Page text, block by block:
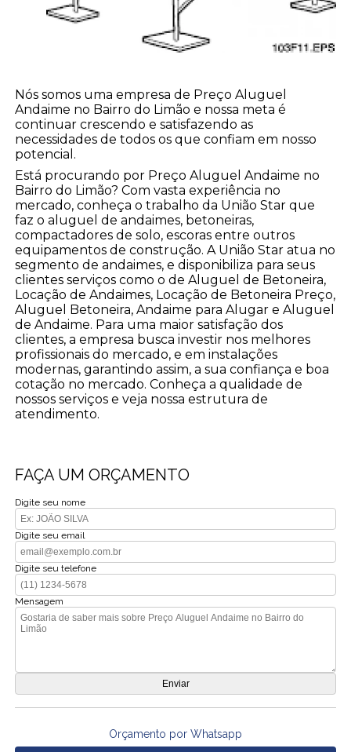
Nós somos uma empresa de Preço Aluguel
Andaime no Bairro do Limão e nossa meta é
continuar crescendo e satisfazendo as
necessidades de todos os que confiam em nosso
potencial.
Está procurando por Preço Aluguel Andaime no
Bairro do Limão? Com vasta experiência no
mercado, conheça o trabalho da União Star que
faz o aluguel de andaimes, betoneiras,
compactadores de solo, escoras entre outros
equipamentos de construção. A União Star atua no
segmento de andaimes, e disponibiliza para seus
clientes serviços como o de Aluguel de Betoneira,
Locação de Andaimes, Locação de Betoneira Preço,
Aluguel Betoneira, Andaime para Alugar e Aluguel
de Andaime. Para uma maior satisfação dos
clientes, a empresa busca investir nos melhores
profissionais do mercado, e em instalações
modernas, garantindo assim, a sua confiança e boa
cotação no mercado. Conheça a qualidade de
nossos serviços e veja nossa estrutura de
atendimento.
FAÇA UM ORÇAMENTO
Digite seu nome
Digite seu email
Digite seu telefone
Mensagem
Orçamento por Whatsapp